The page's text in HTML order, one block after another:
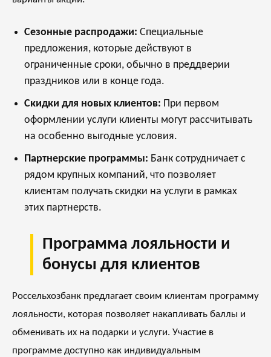
Сезонные распродажи: Специальные
предложения, которые действуют в
ограниченные сроки, обычно в преддверии
праздников или в конце года.
Скидки для новых клиентов: При первом
оформлении услуги клиенты могут рассчитывать
на особенно выгодные условия.
Партнерские программы: Банк сотрудничает с
рядом крупных компаний, что позволяет
клиентам получать скидки на услуги в рамках
этих партнерств.
Программа лояльности и
бонусы для клиентов
Россельхозбанк предлагает своим клиентам программу
лояльности, которая позволяет накапливать баллы и
обменивать их на подарки и услуги. Участие в
программе доступно как индивидуальным